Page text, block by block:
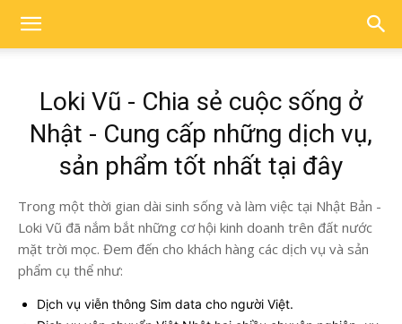
Loki Vũ - Chia sẻ cuộc sống ở
Nhật - Cung cấp những dịch vụ,
sản phẩm tốt nhất tại đây
Trong một thời gian dài sinh sống và làm việc tại Nhật Bản -
Loki Vũ đã nắm bắt những cơ hội kinh doanh trên đất nước
mặt trời mọc. Đem đến cho khách hàng các dịch vụ và sản
phẩm cụ thể như:
Dịch vụ viễn thông Sim data cho người Việt.